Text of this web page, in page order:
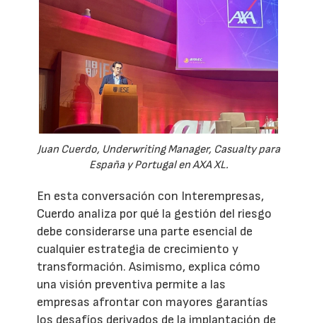
Juan Cuerdo, Underwriting Manager, Casualty para
España y Portugal en AXA XL.
En esta conversación con Interempresas,
Cuerdo analiza por qué la gestión del riesgo
debe considerarse una parte esencial de
cualquier estrategia de crecimiento y
transformación. Asimismo, explica cómo
una visión preventiva permite a las
empresas afrontar con mayores garantías
los desafíos derivados de la implantación de